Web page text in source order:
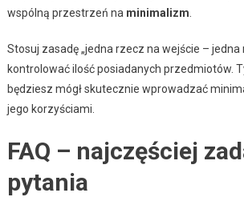
wspólną przestrzeń na minimalizm
Stosuj zasadę „jedna rzecz na wejście – jedna
kontrolować ilość posiadanych przedmiotów.
będziesz mógł skutecznie wprowadzać
jego korzyściami.
FAQ – najczęściej
pytania